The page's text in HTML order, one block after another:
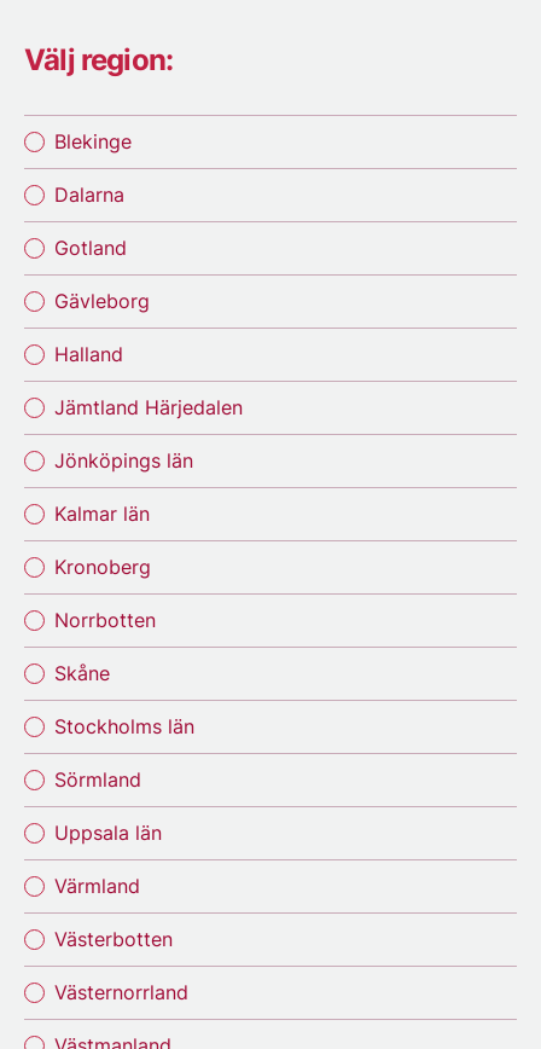
Välj region:
Blekinge
Dalarna
Gotland
Gävleborg
Halland
Jämtland Härjedalen
Jönköpings län
Kalmar län
Kronoberg
Norrbotten
Skåne
Stockholms län
Sörmland
Uppsala län
Värmland
Västerbotten
Västernorrland